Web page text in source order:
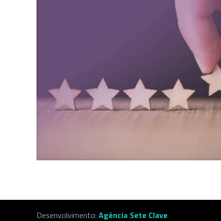
Desenvolvimento: Agência Sete Clave